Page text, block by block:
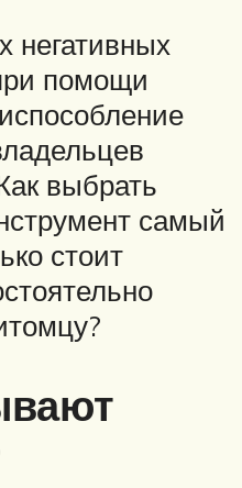
негативных
помощи
выбрать
самый
стоит